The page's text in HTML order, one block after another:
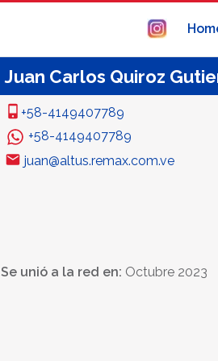
Juan Carlos Quiroz
+58-4149407789
+58-4149407789
juan@altus.remax.com.ve
Se unió a la red en: Octubre 2023